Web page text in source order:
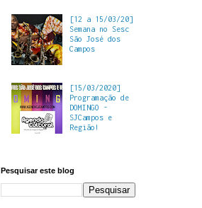
[12 a 15/03/20]
Semana no Sesc
São José dos
Campos
[15/03/2020]
Programação de
DOMINGO -
SJCampos e
Região!
Pesquisar este blog